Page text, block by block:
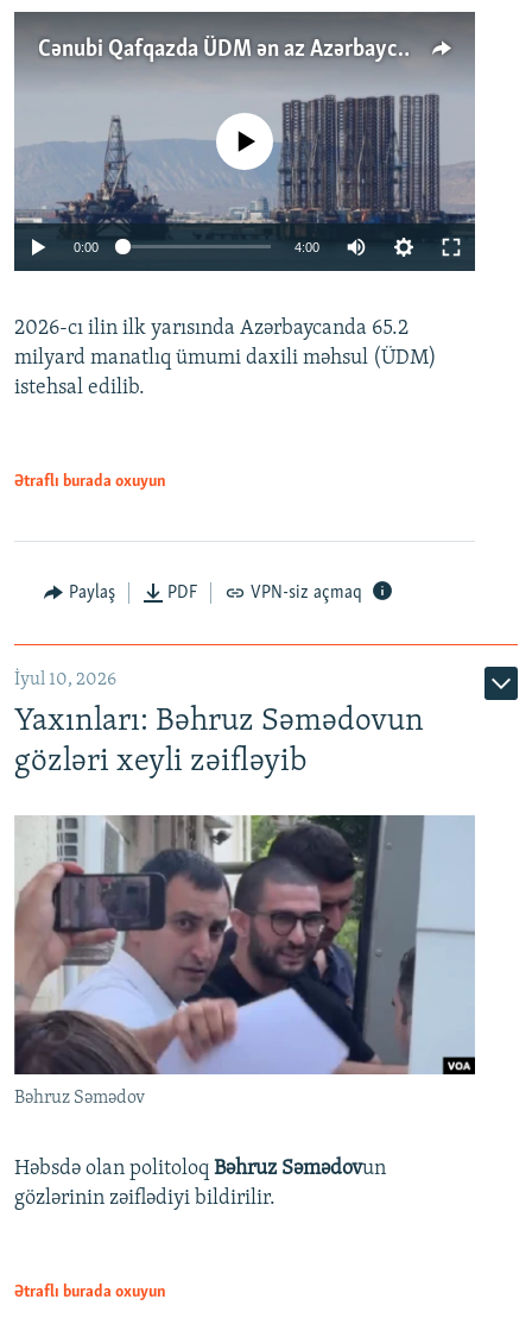
Cənubi Qafqazda ÜDM ən az Azərbaycanda artır: Qonşuları niyə Bakını qabaqlaya bilir?
Auto 240p 360p 480p
No media source currently available
0:00 4:00
360p
480p
2026-cı ilin ilk yarısında Azərbaycanda 65.2
milyard manatlıq ümumi daxili məhsul (ÜDM)
istehsal edilib.
Ətraflı burada oxuyun
Paylaş PDF VPN-siz açmaq
İyul 10, 2026
Yaxınları: Bəhruz Səmədovun
gözləri xeyli zəifləyib
Bəhruz Səmədov
Həbsdə olan politoloq Bəhruz Səmədovun
gözlərinin zəiflədiyi bildirilir.
Ətraflı burada oxuyun